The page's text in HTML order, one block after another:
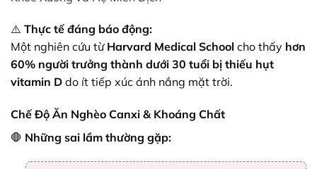
⚠️ Thực tế đáng báo động:
Một nghiên cứu từ Harvard Medical School cho thấy hơn
60% người trưởng thành dưới 30 tuổi bị thiếu hụt
vitamin D do ít tiếp xúc ánh nắng mặt trời.
Chế Độ Ăn Nghèo Canxi & Khoáng Chất
🛑 Những sai lầm thường gặp: